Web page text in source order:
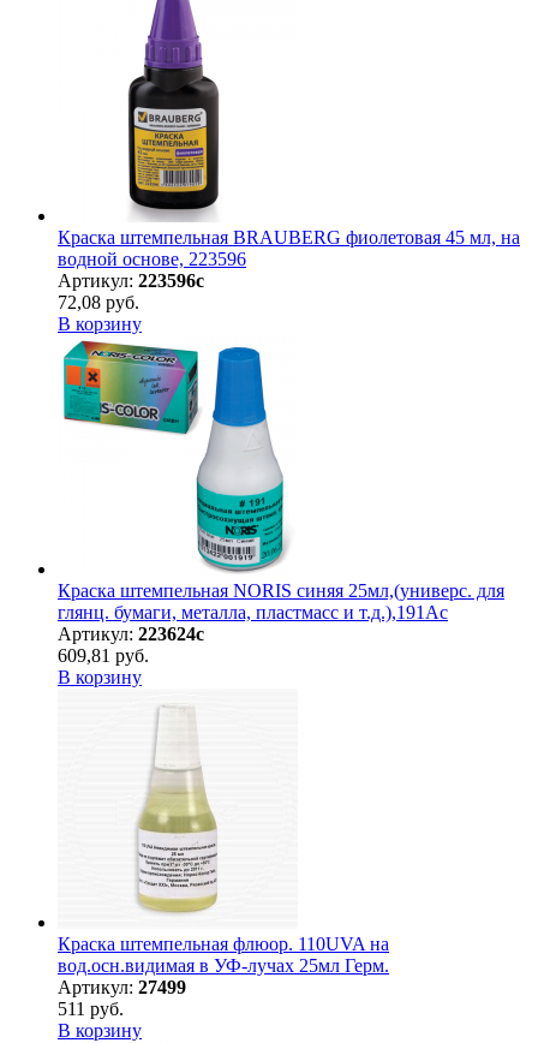
Краска штемпельная BRAUBERG фиолетовая 45 мл, на
водной основе, 223596
Артикул: 223596с
72,08 руб.
В корзину
Краска штемпельная NORIS синяя 25мл,(универс. для
глянц. бумаги, металла, пластмасс и т.д.),191Ас
Артикул: 223624с
609,81 руб.
В корзину
Краска штемпельная флюор. 110UVA на
вод.осн.видимая в УФ-лучах 25мл Герм.
Артикул: 27499
511 руб.
В корзину